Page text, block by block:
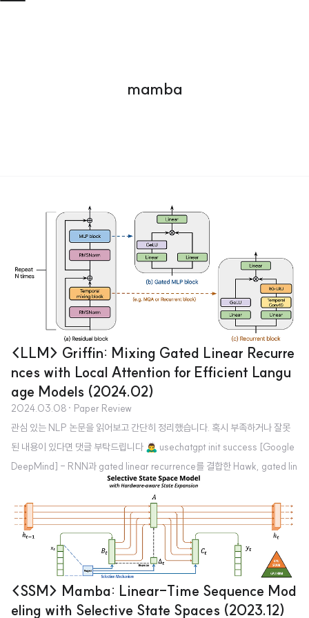
mamba
<LLM> Griffin: Mixing Gated Linear Recurre
nces with Local Attention for Efficient Langu
age Models (2024.02)
2024.03.08 · Paper Review
관심 있는 NLP 논문을 읽어보고 간단히 정리했습니다. 혹시 부족하거나 잘못
된 내용이 있다면 댓글 부탁드립니다 🙇‍♂️ usechatgpt init success [Google
DeepMind] - RNN과 gated linear recurrence를 결합한 Hawk, gated lin
ear recurrence와 local attention을 결합한 Griffin을 제안 - Hawk는 특정
태스크에서 Mamba 수준의 성능을, Griffin은 Llama-2 수준의 성능을 보임.
특히 후자의 경우 학습 당시에 접한 텍스트 보다 긴 데이터에 대해서도 뛰어난
성능을 보임. - 두 모델은 Transformers 대비 hardward efficient하며 lowe
r latency & higher throughpu..
<SSM> Mamba: Linear-Time Sequence Mod
eling with Selective State Spaces (2023.12)